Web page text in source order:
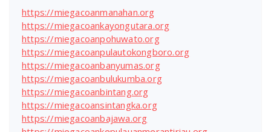
https://miegacoanmanahan.org
https://miegacoankayongutara.org
https://miegacoanpohuwato.org
https://miegacoanpulautokongboro.org
https://miegacoanbanyumas.org
https://miegacoanbulukumba.org
https://miegacoanbintang.org
https://miegacoansintangka.org
https://miegacoanbajawa.org